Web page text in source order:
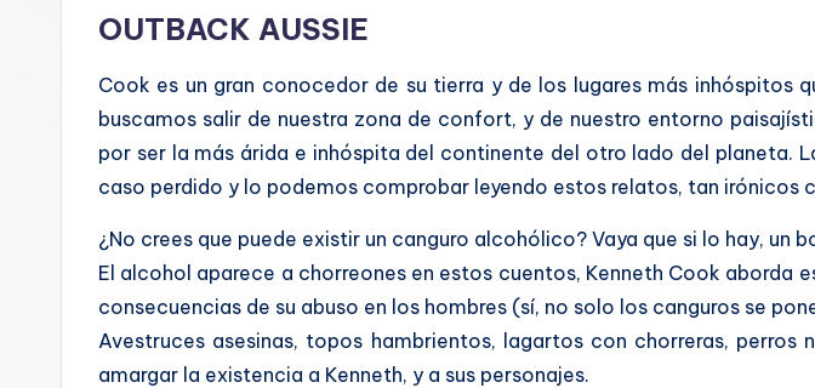
OUTBACK AUSSIE
Cook es un gran conocedor de su tierra y de los lugares más inhóspitos
buscamos salir de nuestra zona de confort, y de nuestro entorno
por ser la más árida e inhóspita del continente del otro lado del planeta.
caso perdido y lo podemos comprobar leyendo estos relatos, tan irónicos
¿No crees que puede existir un canguro alcohólico? Vaya que si lo hay,
El alcohol aparece a chorreones en estos cuentos, Kenneth Cook aborda
consecuencias de su abuso en los hombres (sí, no solo los canguros se
Avestruces asesinas, topos hambrientos, lagartos con chorreras,
amargar la existencia a Kenneth, y a sus personajes.